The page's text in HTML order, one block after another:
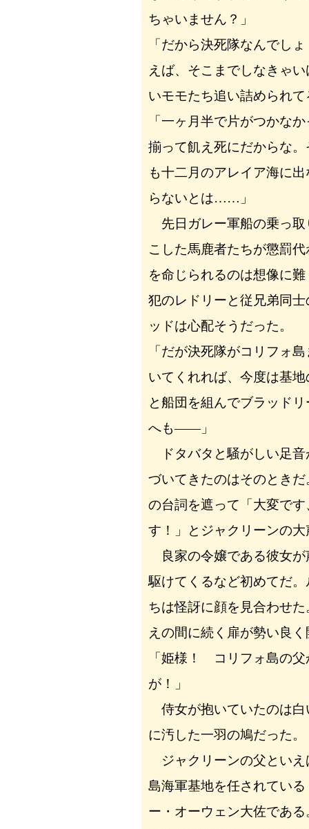
ちゃいません？」
「だから決死隊なんでし
えば、そこまでしなきゃ
いモモたち追い詰められ
「一ヶ月半で片がつかな
揃って飢え死にだからな
も十二月のアレイア海に
らないとは……」
先日ガレー軍船の乗っ取
こした馬鹿者たちが懲罰
を命じられるのは想像に
犯のレドリーと従兄弟同
ッドは心配そうだった。
「だが決死隊がコリフォ
いてくれれば、今度は基
と船団を組んでブラッド
へも――」
ドタバタと騒がしい足音
づいてきたのはそのとき
の台詞を遮って「大変で
す！」とジャクリーンの
良家の令嬢である彼女が
駆けてくるなど初めてだ
ちは怪訝に顔を見合わせ
えの間に続く扉が勢い良
「姫様！ コリフォ島の父
が！」
侍女が抱いていたのは白
に汚した一羽の鳩だった。
ジャクリーンの父といえ
島海軍基地を任されてい
ー・オーウェン大佐であ